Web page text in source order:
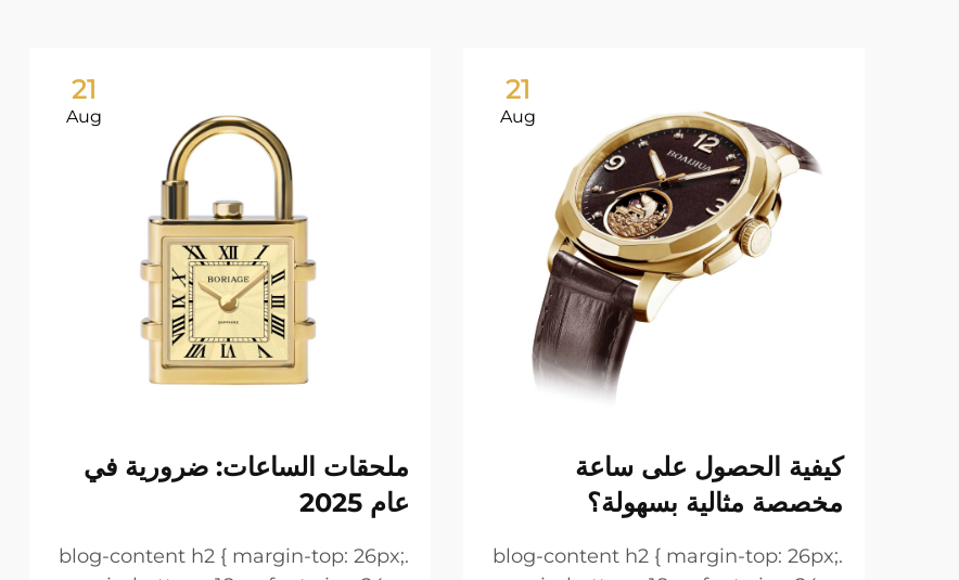
21
Aug
كيفية الحصول على ساعة
مخصصة مثالية بسهولة؟
.blog-content h2 { margin-top: 26px;
21
Aug
ملحقات الساعات: ضرورية في
عام 2025
.blog-content h2 { margin-top: 26px;